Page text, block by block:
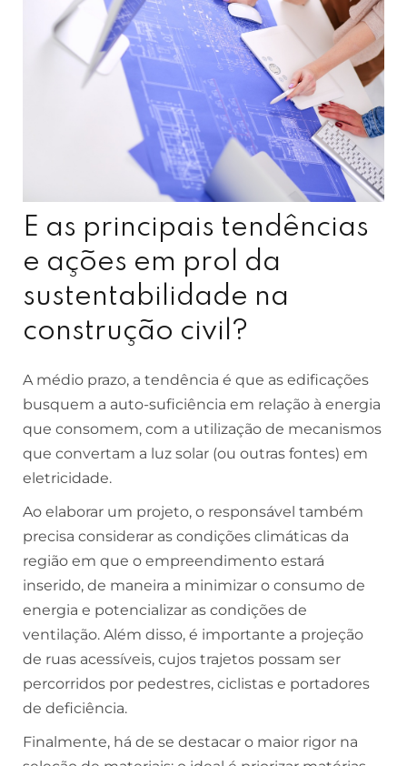
E as principais tendências
e ações em prol da
sustentabilidade na
construção civil?
A médio prazo, a tendência é que as edificações
busquem a auto-suficiência em relação à energia
que consomem, com a utilização de mecanismos
que convertam a luz solar (ou outras fontes) em
eletricidade.
Ao elaborar um projeto, o responsável também
precisa considerar as condições climáticas da
região em que o empreendimento estará
inserido, de maneira a minimizar o consumo de
energia e potencializar as condições de
ventilação. Além disso, é importante a projeção
de ruas acessíveis, cujos trajetos possam ser
percorridos por pedestres, ciclistas e portadores
de deficiência.
Finalmente, há de se destacar o maior rigor na